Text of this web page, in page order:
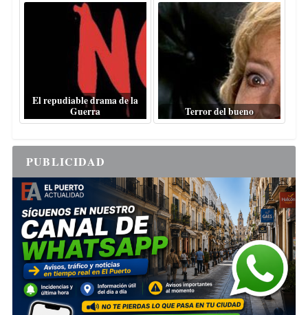
El repudiable drama de la
Guerra
Terror del bueno
PUBLICIDAD